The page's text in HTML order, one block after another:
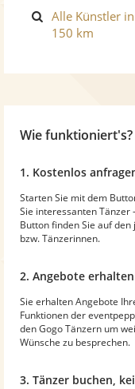
Alle Künstler
150 km
Wie funktioniert's?
1. Kostenlos
Starten Sie mit dem
Sie interessanten Tänzer
Button finden Sie auf
bzw. Tänzerinnen.
2. Angebote
Sie erhalten Angebote
Funktionen der
den Gogo Tänzern um
Wünsche zu besprechen.
3. Tänzer buchen,